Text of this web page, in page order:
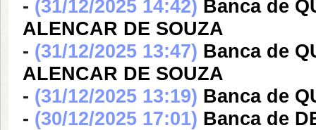
- (31/12/2025 14:42) Banca de
ALENCAR DE SOUZA
- (31/12/2025 13:47) Banca de
ALENCAR DE SOUZA
- (31/12/2025 13:19) Banca de
- (30/12/2025 17:01) Banca de